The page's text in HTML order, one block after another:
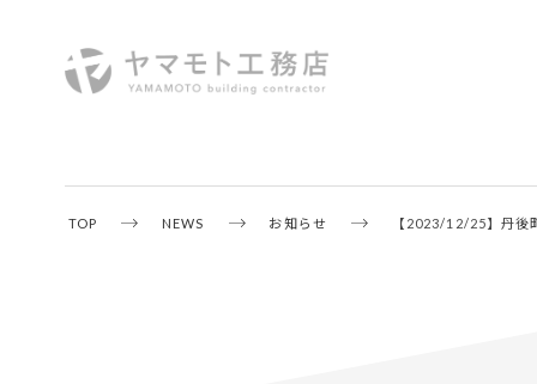
TOP NEWS お知らせ 【2023/12/25】丹後